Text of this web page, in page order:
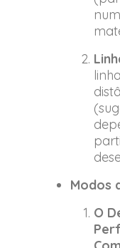
Modos
O